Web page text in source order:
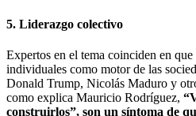
5. Liderazgo colectivo
Expertos en el tema coinciden en
individuales como motor de las
Donald Trump, Nicolás Maduro y
como explica Mauricio Rodríguez,
construirlos”, son un síntoma de